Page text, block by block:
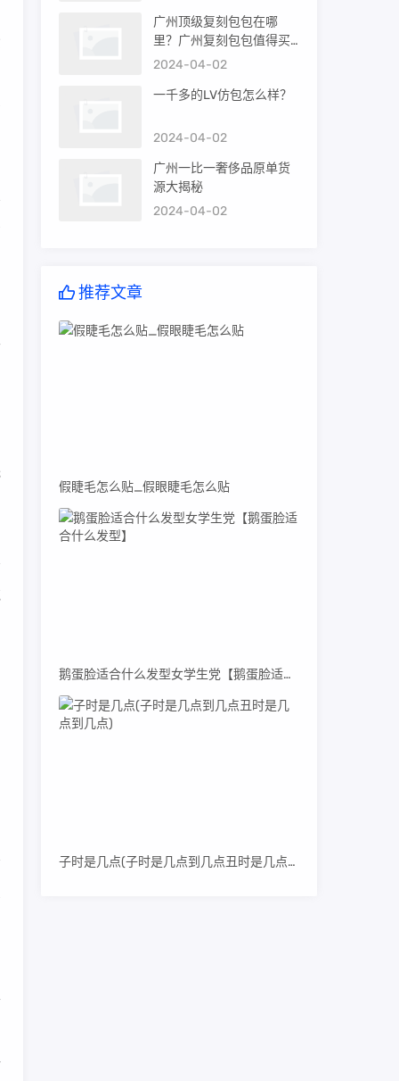
广州顶级复刻包包在哪
里？广州复刻包包值得买
吗？
2024-04-02
一千多的LV仿包怎么样？
2024-04-02
广州一比一奢侈品原单货
源大揭秘
2024-04-02
推荐文章
假睫毛怎么贴_假眼睫毛怎么贴
鹅蛋脸适合什么发型女学生党【鹅蛋脸适合什么发型】
子时是几点(子时是几点到几点丑时是几点到几点)